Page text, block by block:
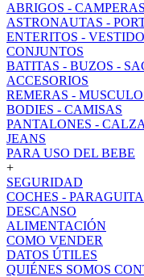
ABRIGOS - CAMPERAS
ASTRONAUTAS -
ENTERITOS -
CONJUNTOS
BATITAS - BUZOS -
ACCESORIOS
REMERAS -
BODIES - CAMISAS
PANTALONES -
JEANS
PARA USO DEL BEBE
+
SEGURIDAD
COCHES -
DESCANSO
ALIMENTACIÓN
COMO VENDER
DATOS ÚTILES
QUIÉNES SOMOS